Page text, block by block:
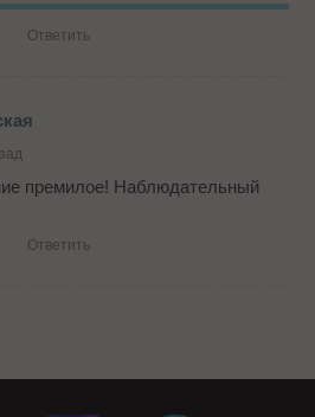
баннер гласит - Купите сайт
компании,
Ответить
премилое! Наблюдательный
Ответить